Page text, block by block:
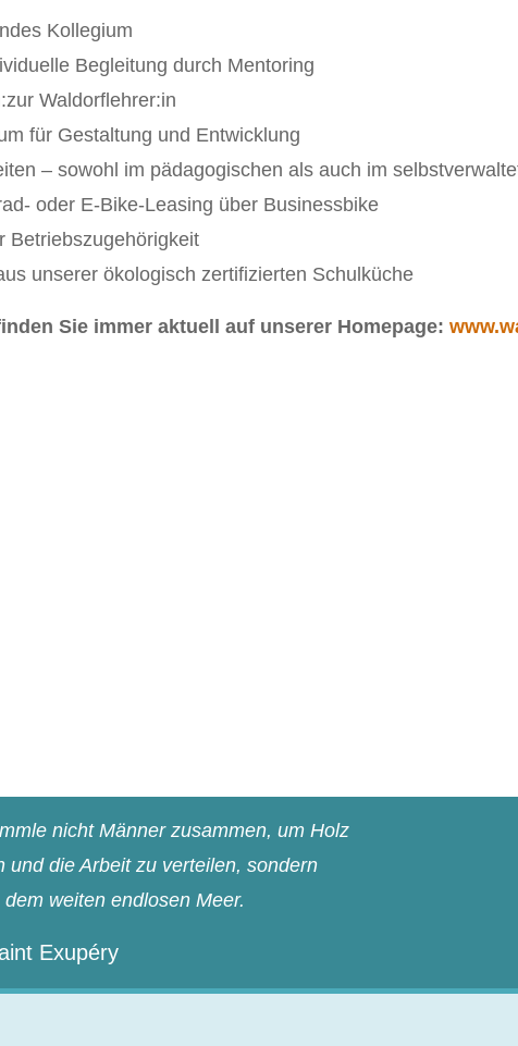
Kollegium
Begleitung durch Mentoring
Waldorflehrer:in
für Gestaltung und Entwicklung
– sowohl im pädagogischen als auch im
oder E-Bike-Leasing über Businessbike
Betriebszugehörigkeit
unserer ökologisch zertifizierten Schulküche
Sie immer aktuell auf unserer Homepage:
nicht Männer zusammen, um Holz
die Arbeit zu verteilen, sondern
weiten endlosen Meer.
Exupéry